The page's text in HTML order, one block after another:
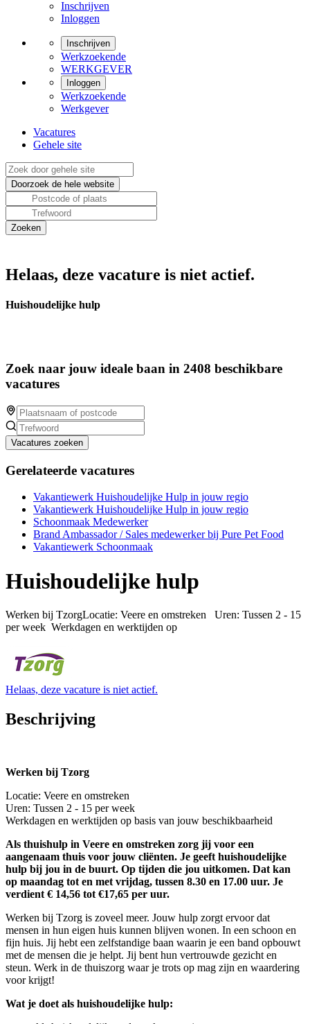
Inschrijven
Inloggen
Inschrijven
Werkzoekende
WERKGEVER
Inloggen
Werkzoekende
Werkgever
Vacatures
Gehele site
Helaas, deze vacature is niet actief.
Huishoudelijke hulp
Zoek naar jouw ideale baan in 2408 beschikbare
vacatures
Vacatures zoeken
Gerelateerde vacatures
Vakantiewerk Huishoudelijke Hulp in jouw regio
Vakantiewerk Huishoudelijke Hulp in jouw regio
Schoonmaak Medewerker
Brand Ambassador / Sales medewerker bij Pure Pet Food
Vakantiewerk Schoonmaak
Huishoudelijke hulp
Werken bij TzorgLocatie: Veere en omstreken Uren: Tussen 2 - 15
per week Werkdagen en werktijden op
Helaas, deze vacature is niet actief.
Beschrijving
Werken bij Tzorg
Locatie: Veere en omstreken
Uren: Tussen 2 - 15 per week
Werkdagen en werktijden op basis van jouw beschikbaarheid
Als thuishulp in Veere en omstreken zorg jij voor een
aangenaam thuis voor jouw cliënten. Je geeft huishoudelijke
hulp bij jou in de buurt. Op tijden die jou uitkomen. Dat kan
op maandag tot en met vrijdag, tussen 8.30 en 17.00 uur. Je
verdient € 14,56 tot €17,65 per uur.
Werken bij Tzorg is zoveel meer. Jouw hulp zorgt ervoor dat
mensen in hun eigen huis kunnen blijven wonen. In een schoon en
fijn huis. Jij hebt een zelfstandige baan waarin je een band opbouwt
met de mensen die je helpt. Jij bent hun vertrouwde gezicht en
steun. Werk in de thuiszorg waar je trots op mag zijn en waardering
voor krijgt!
Wat je doet als huishoudelijke hulp: